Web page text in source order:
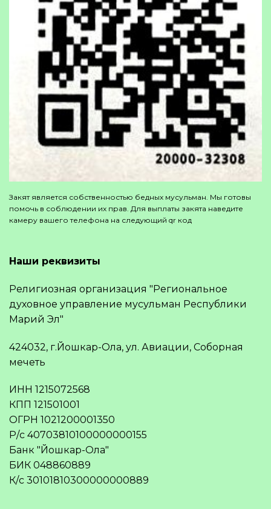
Закят является собственностью бедных мусульман. Мы готовы
помочь в соблюдении их прав. Для выплаты закята наведите
камеру вашего телефона на следующий qr код
Наши реквизиты
Религиозная организация "Региональное
духовное управление мусульман Республики
Марий Эл"
424032, г.Йошкар-Ола, ул. Авиации, Соборная
мечеть
ИНН 1215072568
КПП 121501001
ОГРН 1021200001350
Р/с 40703810100000000155
Банк "Йошкар-Ола"
БИК 048860889
К/с 30101810300000000889